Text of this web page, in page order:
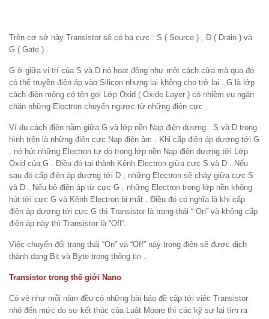
Trên cơ sở này Transistor sẽ có ba cực : S ( Source ) , D ( Drain ) và
G ( Gate ) .
G ở giữa vị trí của S và D nó hoạt động như một cách cửa mà qua đó
có thể truyền điện áp vào Silicon nhưng lại không cho trở lại . G là lớp
cách điện mỏng có tên gọi Lớp Oxid ( Oxide Layer ) có nhiệm vụ ngăn
chặn những Electron chuyển ngược từ những điện cực .
Ví dụ cách điện nằm giữa G và lớp nền Nạp điện dương . S và D trong
hình trên là những điện cực Nạp điện âm . Khi cấp điện áp dương tới G
, nó hút những Electron tự do trong lớp nền Nạp điện dương tới Lớp
Oxid của G . Điều đó tại thành Kênh Electron giữa cực S và D . Nếu
sau đó cấp điện áp dương tới D , những Electron sẽ chảy giữa cực S
và D . Nếu bỏ điện áp từ cực G , những Electron trong lớp nền không
hút tới cực G và Kênh Electron bị mất . Điều đó có nghĩa là khi cấp
điện áp dương tới cực G thì Transistor là trạng thái “ On” và không cấp
điện áp này thì Transistor là “Off”.
Việc chuyển đổi trạng thái “On” và “Off” này trong điện sẽ được dịch
thành dạng Bit và Byte trong thông tin .
Transistor trong thế giới Nano
Có vẻ như mỗi năm đều có những bài báo đề cập tới việc Transistor
nhỏ đến mức do sự kết thúc của Luật Moore thì các kỹ sư lại tìm ra